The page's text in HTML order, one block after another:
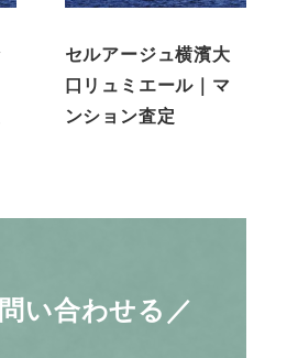
セルアージュ横濱大
口リュミエール｜マ
ンション査定
い合わせる／